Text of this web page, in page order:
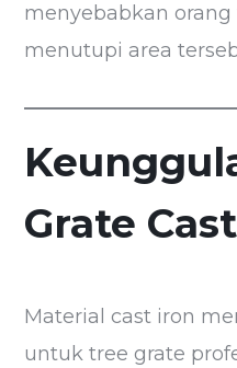
menyebabkan
menutupi area
Grate
Material cast iron
untuk tree grate